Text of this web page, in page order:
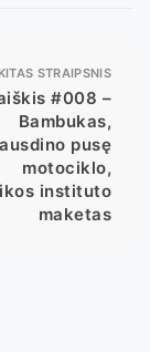
STRAIPSNIS
#008 –
Bambukas,
pusę
motociklo,
instituto
maketas